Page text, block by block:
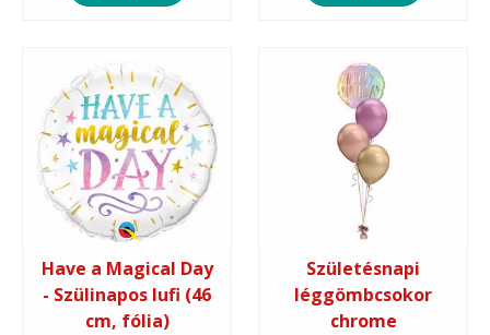
Have a Magical Day
- Szülinapos lufi (46
cm, fólia)
Születésnapi
léggömbcsokor
chrome